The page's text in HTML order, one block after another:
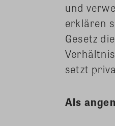
und
erklären
Gesetz
setzt
Als